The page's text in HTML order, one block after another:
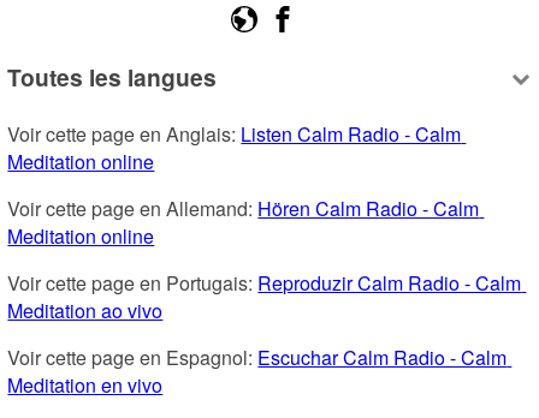
Toutes les langues
Voir cette page en Anglais: Listen Calm Radio - Calm
Meditation online
Voir cette page en Allemand: Hören Calm Radio - Calm
Meditation online
Voir cette page en Portugais: Reproduzir Calm Radio - Calm
Meditation ao vivo
Voir cette page en Espagnol: Escuchar Calm Radio - Calm
Meditation en vivo